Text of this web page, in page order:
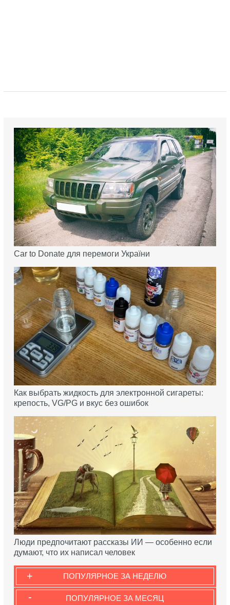
Car to Donate для перемоги України
Как выбрать жидкость для электронной сигареты:
крепость, VG/PG и вкус без ошибок
Люди предпочитают рассказы ИИ — особенно если
думают, что их написал человек
ПОПУЛЯРНОЕ ЗА НЕДЕЛЮ
+
ПОПУЛЯРНОЕ ЗА МЕСЯЦ
-